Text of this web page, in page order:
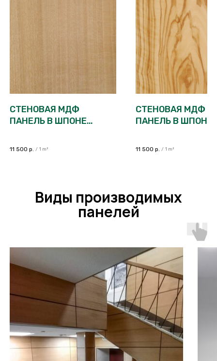
СТЕНОВАЯ МДФ
ПАНЕЛЬ В ШПОНЕ
11 500 р. / 1 m²
СТЕНОВАЯ МДФ
ПАНЕЛЬ В ШПОНЕ
11 500 р. / 1 m²
Виды производимых
панелей